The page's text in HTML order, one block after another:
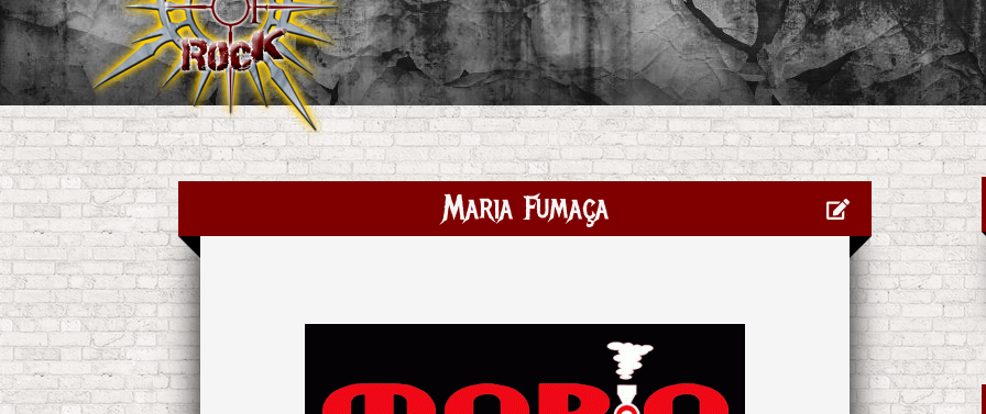
Maria Fumaça